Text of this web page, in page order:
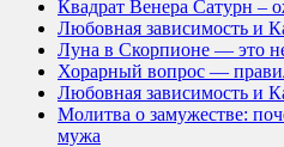
Квадрат Венера Сатурн –
Любовная зависимость и
Луна в Скорпионе — это
Хорарный вопрос —
Любовная зависимость и
Молитва о замужестве:
мужа